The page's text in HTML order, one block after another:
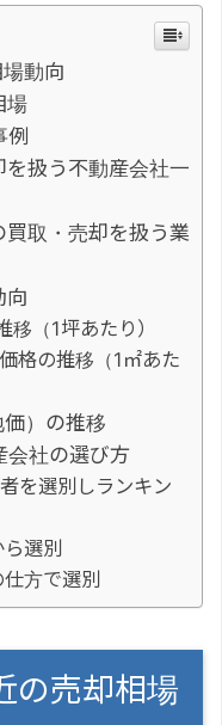
動向
場
例
扱う不動産会社一
取・売却を扱う業
向
（1坪あたり）
格の推移（1㎡あた
）の推移
会社の選び方
を選別しランキン
選別
方で選別
の売却相場